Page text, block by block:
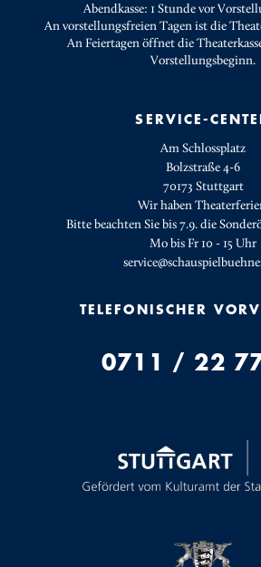
Abendkasse: 1 Stunde vor
An vorstellungsfreien Tagen ist die
An Feiertagen öffnet die
Vorstellungsbeginn.
SERVICE-
Am Schlossplatz
Bolzstraße 4-6
70173 Stuttgart
Wir haben
Bitte beachten Sie bis 7.9. die
Mo bis Fr 10 - 15 Uhr
TELEFONISCHER
0711 / 22